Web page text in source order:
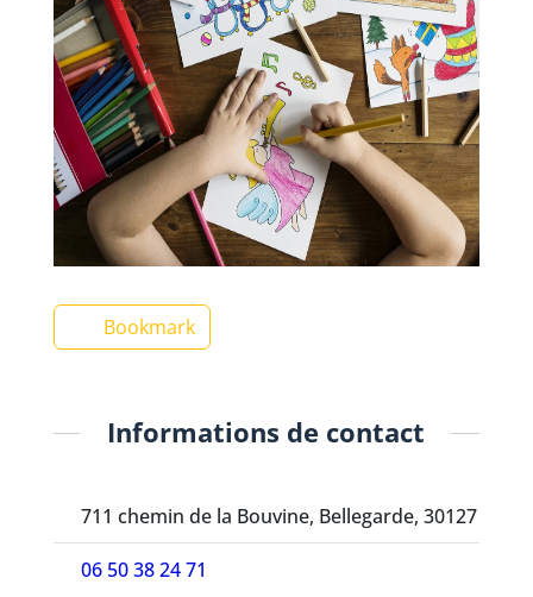
Bookmark
Informations de contact
711 chemin de la Bouvine, Bellegarde, 30127
06 50 38 24 71